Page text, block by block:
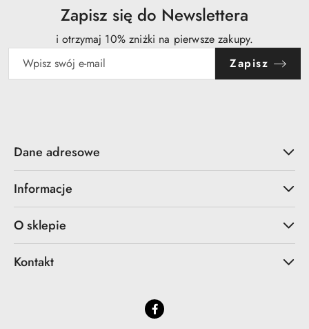
Zapisz się do Newslettera
i otrzymaj 10% zniżki na pierwsze zakupy.
Zapisz
Dane adresowe
Informacje
O sklepie
Kontakt